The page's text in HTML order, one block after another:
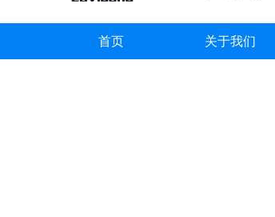
首页 关于我们